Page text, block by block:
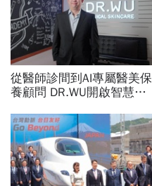
從醫師診間到AI專屬醫美保
養顧問 DR.WU開啟智慧養